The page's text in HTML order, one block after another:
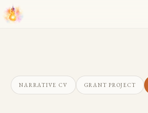
NARRATIVE CV GRANT PROJECT